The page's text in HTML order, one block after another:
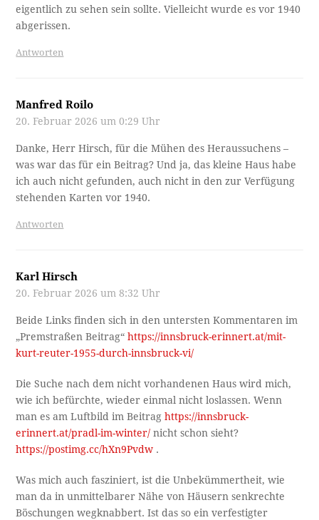
eigentlich zu sehen sein sollte. Vielleicht wurde es vor 1940
abgerissen.
Antworten
Manfred Roilo
20. Februar 2026 um 0:29 Uhr
Danke, Herr Hirsch, für die Mühen des Heraussuchens –
was war das für ein Beitrag? Und ja, das kleine Haus habe
ich auch nicht gefunden, auch nicht in den zur Verfügung
stehenden Karten vor 1940.
Antworten
Karl Hirsch
20. Februar 2026 um 8:32 Uhr
Beide Links finden sich in den untersten Kommentaren im
„Premstraßen Beitrag“https://innsbruck-erinnert.at/mit-
kurt-reuter-1955-durch-innsbruck-vi/
Die Suche nach dem nicht vorhandenen Haus wird mich,
wie ich befürchte, wieder einmal nicht loslassen. Wenn
man es am Luftbild im Beitraghttps://innsbruck-
erinnert.at/pradl-im-winter/ nicht schon sieht?
https://postimg.cc/hXn9Pvdw .
Was mich auch fasziniert, ist die Unbekümmertheit, wie
man da in unmittelbarer Nähe von Häusern senkrechte
Böschungen wegknabbert. Ist das so ein verfestigter